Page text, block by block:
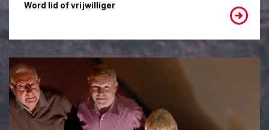
Word lid of vrijwilliger